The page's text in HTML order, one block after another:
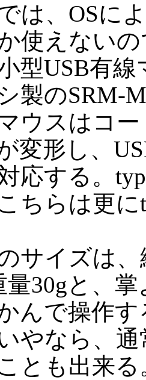
は、OSに
使えない
型USB有
製のSRM-
ウスはコ
変形し、
応する。
ちらは更
サイズは、
量30gと、
んで操作
やなら、通
とも出来る